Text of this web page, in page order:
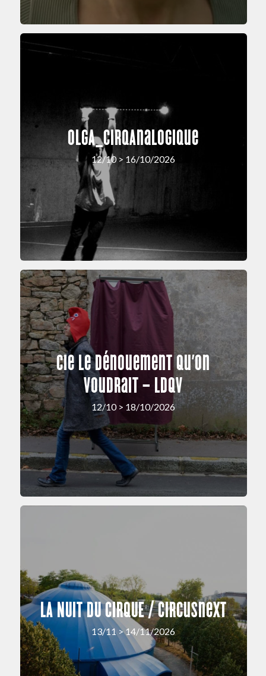
OLGA_cirqAnalogique
12/10 > 16/10/2026
Cie Le Dénouement Qu’on
Voudrait – LDQV
12/10 > 18/10/2026
LA NUIT DU CIRQUE / circusnext
13/11 > 14/11/2026